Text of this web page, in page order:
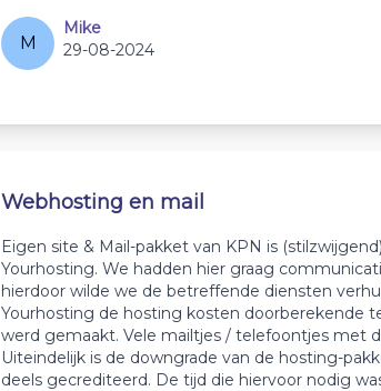
M
Mike
29-08-2024
Webhosting en mail
Eigen site & Mail-pakket van KPN is
Yourhosting. We hadden hier graag
hierdoor wilde we de betreffende diensten
Yourhosting de hosting kosten doorberekende
werd gemaakt. Vele mailtjes / telefoontjes met
Uiteindelijk is de downgrade van de hosting-
deels gecrediteerd. De tijd die hiervoor nodig